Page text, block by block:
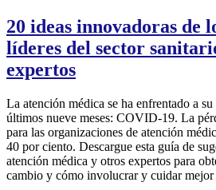
20 ideas innovadoras de
líderes del sector
expertos
La atención médica se ha enfrentado a
últimos nueve meses: COVID-19. La
para las organizaciones de atención
40 por ciento. Descargue esta guía de
atención médica y otros expertos para
cambio y cómo involucrar y cuidar mejor